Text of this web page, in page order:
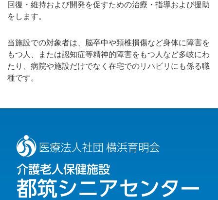
回復・維持および開発を促すための治療・指導および援助
をします。
当施設での対象者は、脳卒中や頚椎損傷など身体に障害を
もつ人、または認知症等精神的障害をもつ人など多岐にわ
たり、病院や施設だけでなく在宅でのリハビリにも係る職
種です。